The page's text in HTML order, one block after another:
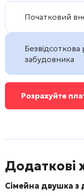
Початковий
Безвідсоткова
забудовника
Розрахуйте
Додаткові
Сімейна двушка